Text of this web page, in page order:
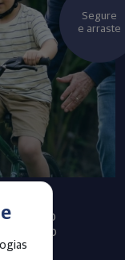
Relatório
do
Segure
e arraste